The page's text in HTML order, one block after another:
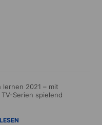
lernen 2021 – mit
Serien spielend